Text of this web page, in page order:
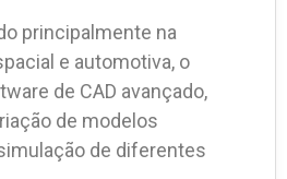
principalmente na
e automotiva, o
de CAD avançado,
de modelos
de diferentes